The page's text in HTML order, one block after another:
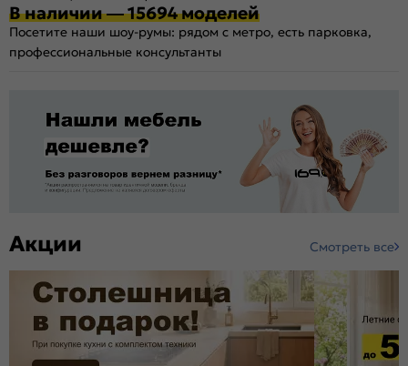
В наличии — 15694 моделей
Посетите наши шоу-румы: рядом с метро, есть парковка,
профессиональные консультанты
Акции Смотреть все